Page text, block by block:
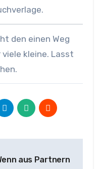
den einen Weg
viele kleine. Lasst
aus Partnern